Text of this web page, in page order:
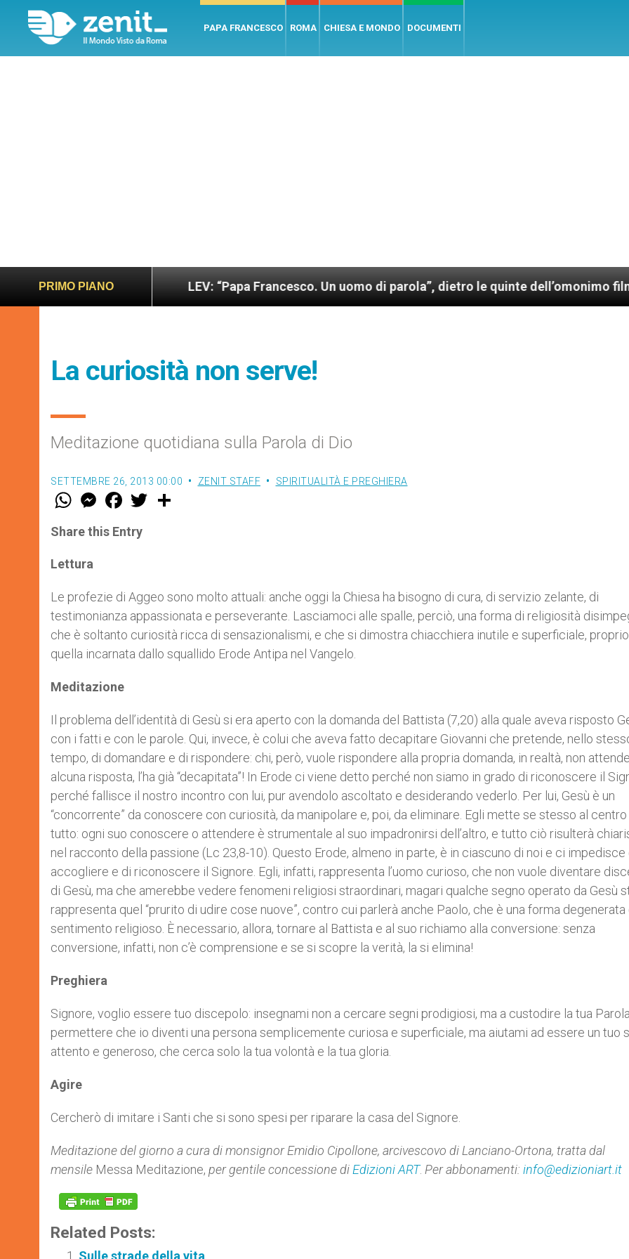
PAPA FRANCESCO ROMA CHIESA E MONDO DOCUMENTI
PRIMO PIANO
e giusto LEV: “Papa Francesco. Un uomo di parola”, dietro le quinte dell’omonimo film di Wim
La curiosità non serve!
Meditazione quotidiana sulla Parola di Dio
SETTEMBRE 26, 2013 00:00 ZENIT STAFF SPIRITUALITÀ E PREGHIERA
W
t
s
p
p
M
e
s
e
F
a
e
b
w
Share this Entry
Lettura
Le profezie di Aggeo sono molto attuali: anche oggi la Chiesa ha bisogno di cura, di servizio zelante, di
testimonianza appassionata e perseverante. Lasciamoci alle spalle, perciò, una forma di religiosità
che è soltanto curiosità ricca di sensazionalismi, e che si dimostra chiacchiera inutile e superficiale,
quella incarnata dallo squallido Erode Antipa nel Vangelo.
Meditazione
Il problema dell’identità di Gesù si era aperto con la domanda del Battista (7,20) alla quale aveva risposto
con i fatti e con le parole. Qui, invece, è colui che aveva fatto decapitare Giovanni che pretende, nello
tempo, di domandare e di rispondere: chi, però, vuole rispondere alla propria domanda, in realtà, non attende
alcuna risposta, l’ha già “decapitata”! In Erode ci viene detto perché non siamo in grado di riconoscere il
perché fallisce il nostro incontro con lui, pur avendolo ascoltato e desiderando vederlo. Per lui, Gesù è un
“concorrente” da conoscere con curiosità, da manipolare e, poi, da eliminare. Egli mette se stesso al centro
tutto: ogni suo conoscere o attendere è strumentale al suo impadronirsi dell’altro, e tutto ciò risulterà
nel racconto della passione (Lc 23,8-10). Questo Erode, almeno in parte, è in ciascuno di noi e ci impedisce
accogliere e di riconoscere il Signore. Egli, infatti, rappresenta l’uomo curioso, che non vuole diventare
di Gesù, ma che amerebbe vedere fenomeni religiosi straordinari, magari qualche segno operato da Gesù
rappresenta quel “prurito di udire cose nuove”, contro cui parlerà anche Paolo, che è una forma degenerata
sentimento religioso. È necessario, allora, tornare al Battista e al suo richiamo alla conversione: senza
conversione, infatti, non c’è comprensione e se si scopre la verità, la si elimina!
Preghiera
Signore, voglio essere tuo discepolo: insegnami non a cercare segni prodigiosi, ma a custodire la tua
permettere che io diventi una persona semplicemente curiosa e superficiale, ma aiutami ad essere un tuo
attento e generoso, che cerca solo la tua volontà e la tua gloria.
Agire
Cercherò di imitare i Santi che si sono spesi per riparare la casa del Signore.
Meditazione del giorno a cura di monsignor Emidio Cipollone, arcivescovo di Lanciano-Ortona, tratta dal
mensile Messa Meditazione, per gentile concessione di Edizioni ART. Per abbonamenti: info@edizioniart.it
Related Posts:
Sulle strade della vita